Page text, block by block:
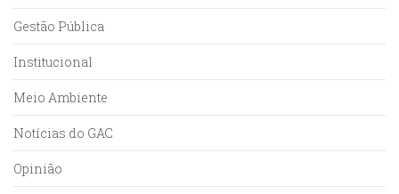
Gestão Pública
Institucional
Meio Ambiente
Notícias do GAC
Opinião